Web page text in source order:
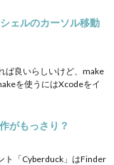
ェルのカーソル移動
ば良いらしいけど、make
を使うにはXcodeをイ
がもっさり？
ト「Cyberduck」はFinder